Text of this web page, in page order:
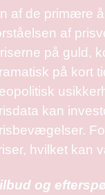
af de primære
af
på guld,
på kort
kan
hvilket kan
og